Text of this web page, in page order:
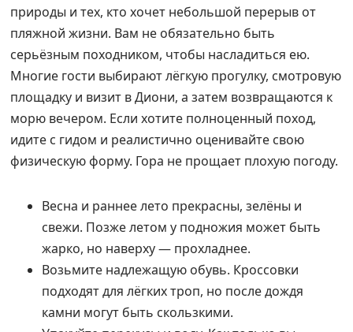
природы и тех, кто хочет небольшой перерыв от
пляжной жизни. Вам не обязательно быть
серьёзным походником, чтобы насладиться ею.
Многие гости выбирают лёгкую прогулку, смотровую
площадку и визит в Диони, а затем возвращаются к
морю вечером. Если хотите полноценный поход,
идите с гидом и реалистично оценивайте свою
физическую форму. Гора не прощает плохую погоду.
Весна и раннее лето прекрасны, зелёны и
свежи. Позже летом у подножия может быть
жарко, но наверху — прохладнее.
Возьмите надлежащую обувь. Кроссовки
подходят для лёгких троп, но после дождя
камни могут быть скользкими.